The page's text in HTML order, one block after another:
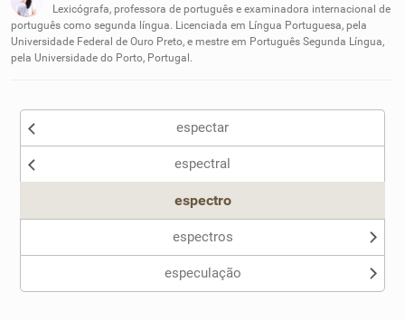
Nenhum dos sinônimos apresentados me ajudou
Outro
Lexicógrafa, professora de português e examinadora internacional de
português como segunda língua. Licenciada em Língua Portuguesa, pela
Universidade Federal de Ouro Preto, e mestre em Português Segunda Língua,
pela Universidade do Porto, Portugal.
espectar
espectral
espectro
espectros
especulação